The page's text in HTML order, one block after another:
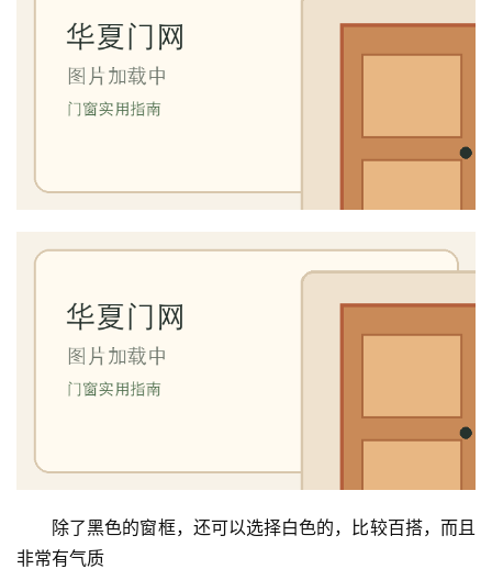
除了黑色的窗框，还可以选择白色的，比较百搭，而且
非常有气质